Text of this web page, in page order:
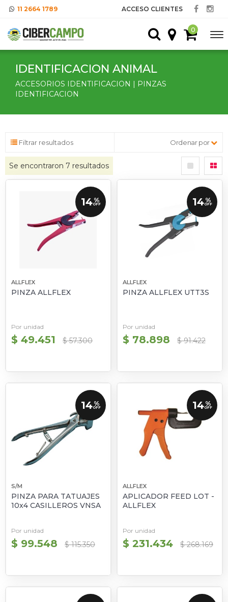
11 2664 1789 ACCESO CLIENTES
0
IDENTIFICACION ANIMAL
ACCESORIOS IDENTIFICACION | PINZAS
IDENTIFICACION
Filtrar resultados Ordenar por
Se encontraron 7 resultados
14 %
OFF
ALLFLEX
PINZA ALLFLEX
Por unidad
$ 49.451 $ 57.300
14 %
OFF
ALLFLEX
PINZA ALLFLEX UTT3S
Por unidad
$ 78.898 $ 91.422
14 %
OFF
S/M
PINZA PARA TATUAJES
10x4 CASILLEROS VNSA
Por unidad
$ 99.548 $ 115.350
14 %
OFF
ALLFLEX
APLICADOR FEED LOT -
ALLFLEX
Por unidad
$ 231.434 $ 268.169